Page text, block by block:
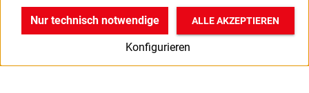
Nur technisch notwendige
Konfigurieren
ALLE AKZEPTIEREN
v
Produkte
B